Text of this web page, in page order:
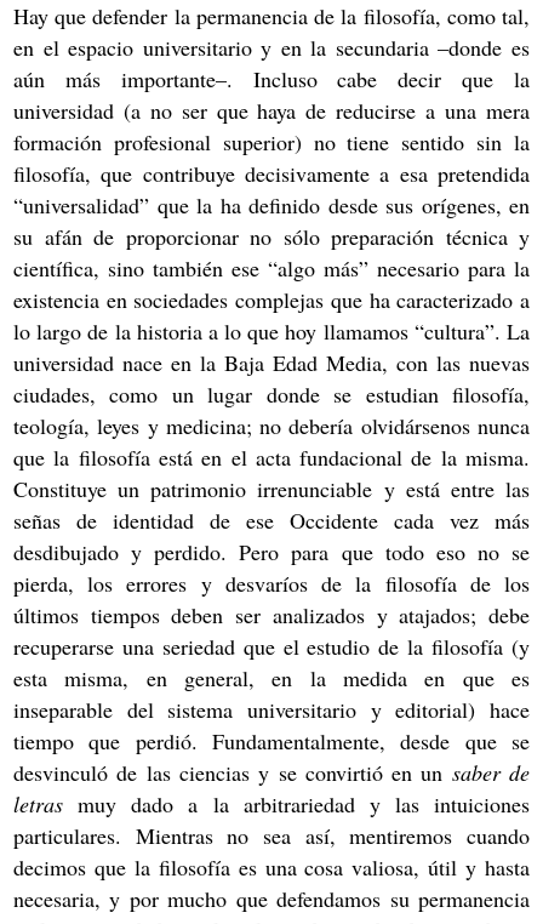
Hay que defender la permanencia de la filosofía, como tal,
en el espacio universitario y en la secundaria –donde es
aún más importante–. Incluso cabe decir que la
universidad (a no ser que haya de reducirse a una mera
formación profesional superior) no tiene sentido sin la
filosofía, que contribuye decisivamente a esa pretendida
“universalidad” que la ha definido desde sus orígenes, en
su afán de proporcionar no sólo preparación técnica y
científica, sino también ese “algo más” necesario para la
existencia en sociedades complejas que ha caracterizado a
lo largo de la historia a lo que hoy llamamos “cultura”. La
universidad nace en la Baja Edad Media, con las nuevas
ciudades, como un lugar donde se estudian filosofía,
teología, leyes y medicina; no debería olvidársenos nunca
que la filosofía está en el acta fundacional de la misma.
Constituye un patrimonio irrenunciable y está entre las
señas de identidad de ese Occidente cada vez más
desdibujado y perdido. Pero para que todo eso no se
pierda, los errores y desvaríos de la filosofía de los
últimos tiempos deben ser analizados y atajados; debe
recuperarse una seriedad que el estudio de la filosofía (y
esta misma, en general, en la medida en que es
inseparable del sistema universitario y editorial) hace
tiempo que perdió. Fundamentalmente, desde que se
desvinculó de las ciencias y se convirtió en un saber de
letras muy dado a la arbitrariedad y las intuiciones
particulares. Mientras no sea así, mentiremos cuando
decimos que la filosofía es una cosa valiosa, útil y hasta
necesaria, y por mucho que defendamos su permanencia